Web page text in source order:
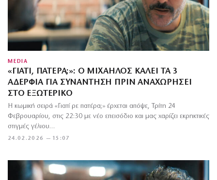
MEDIA
«ΓΙΑΤΊ, ΠΑΤΈΡΑ;»: Ο ΜΙΧΑΉΛΟΣ ΚΑΛΕΊ ΤΑ 3
ΑΔΈΡΦΙΑ ΓΙΑ ΣΥΝΆΝΤΗΣΗ ΠΡΙΝ ΑΝΑΧΩΡΉΣΕΙ
ΣΤΟ ΕΞΩΤΕΡΙΚΌ
24.02.2026 — 15:07
Η κωμική σειρά «Γιατί ρε πατέρα;» έρχεται απόψε, Τρίτη 24
Φεβρουαρίου, στις 22:30 με νέο επεισόδιο και μας χαρίζει εκρηκτικές
στιγμές γέλιου…